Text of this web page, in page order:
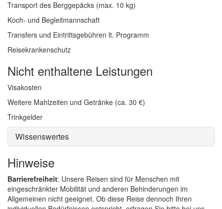
Transport des Berggepäcks (max. 10 kg)
Koch- und Begleitmannschaft
Transfers und Eintrittsgebühren lt. Programm
Reisekrankenschutz
Nicht enthaltene Leistungen
Visakosten
Weitere Mahlzeiten und Getränke (ca. 30 €)
Trinkgelder
Wissenswertes
Hinweise
Barrierefreiheit: Unsere Reisen sind für Menschen mit
eingeschränkter Mobilität und anderen Behinderungen im
Allgemeinen nicht geeignet. Ob diese Reise dennoch Ihren